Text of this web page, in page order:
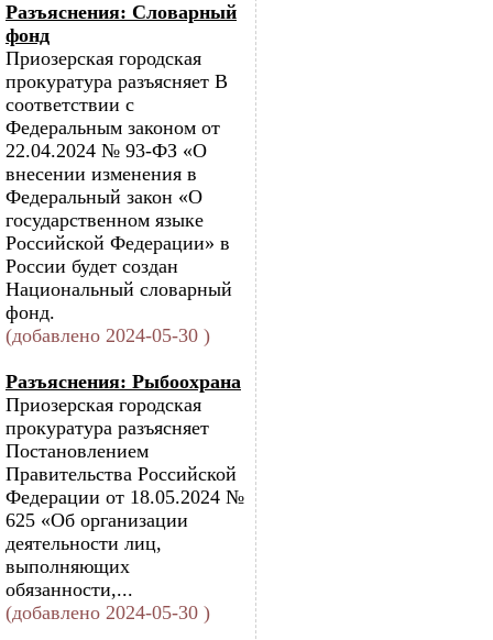
Разъяснения: Словарный
фонд
Приозерская городская
прокуратура разъясняет В
соответствии с
Федеральным законом от
22.04.2024 № 93-ФЗ «О
внесении изменения в
Федеральный закон «О
государственном языке
Российской Федерации» в
России будет создан
Национальный словарный
фонд.
(добавлено 2024-05-30 )
Разъяснения: Рыбоохрана
Приозерская городская
прокуратура разъясняет
Постановлением
Правительства Российской
Федерации от 18.05.2024 №
625 «Об организации
деятельности лиц,
выполняющих
обязанности,...
(добавлено 2024-05-30 )